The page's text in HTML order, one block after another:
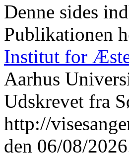
Denne sides
Publikationen
Institut for
Aarhus
Udskrevet fra
http://
den 06/08/